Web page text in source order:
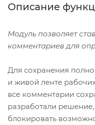
Описание
Модуль позволяет
комментариев для
Для сохранения
и живой ленте
все комментарии
разработали
блокировать